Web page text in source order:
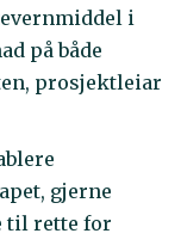
i
på både
prosjektleiar
gjerne
til rette for